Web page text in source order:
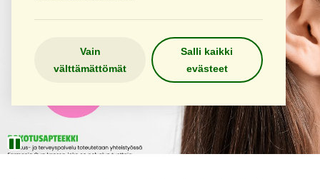
Vain
välttämättömät
Salli kaikki
evästeet